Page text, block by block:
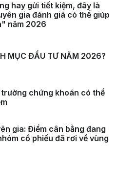
hay gửi tiết kiệm, đây là
gia đánh giá có thể giúp
năm 2026
MỤC ĐẦU TƯ NĂM 2026?
chứng khoán có thể
gia: Điểm cân bằng đang
cổ phiếu đã rơi về vùng